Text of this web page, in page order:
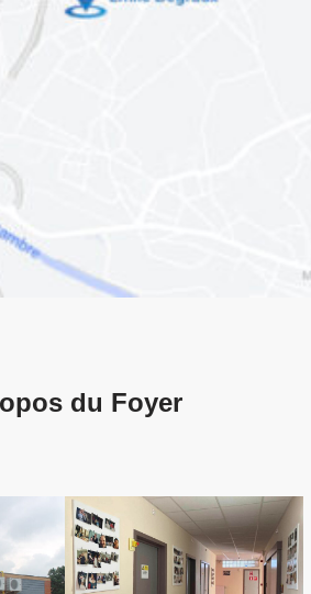
du Foyer